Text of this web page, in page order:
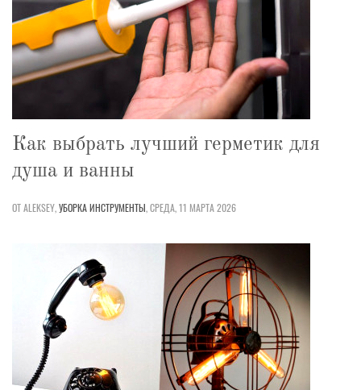
Как выбрать лучший герметик для
душа и ванны
ОТ ALEKSEY,УБОРКАИНСТРУМЕНТЫ,СРЕДА, 11 МАРТА 2026